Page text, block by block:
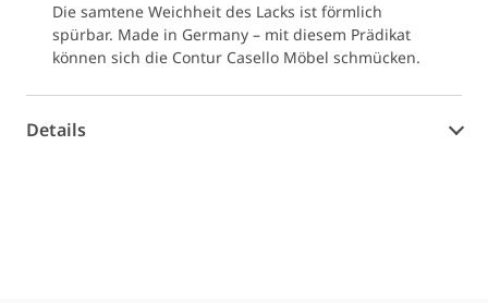
Die samtene Weichheit des Lacks ist förmlich
spürbar. Made in Germany – mit diesem Prädikat
können sich die Contur Casello Möbel schmücken.
Details